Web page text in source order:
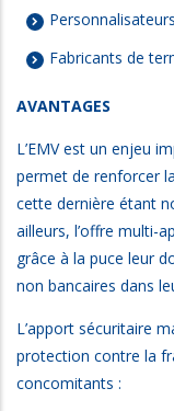
Fabricants de
AVANTAGES
L’EMV est un enjeu
permet de renforcer
cette dernière étant
ailleurs, l’offre multi-
grâce à la puce leur
non bancaires dans
L’apport sécuritaire
protection contre la
concomitants :